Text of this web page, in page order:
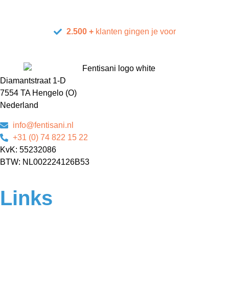
2.500 +klanten gingen je voor
Diamantstraat 1-D
7554 TA Hengelo (O)
Nederland
info@fentisani.nl
+31 (0) 74 822 15 22
KvK: 55232086
BTW: NL002224126B53
Links